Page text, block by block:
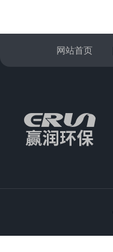
网站首页